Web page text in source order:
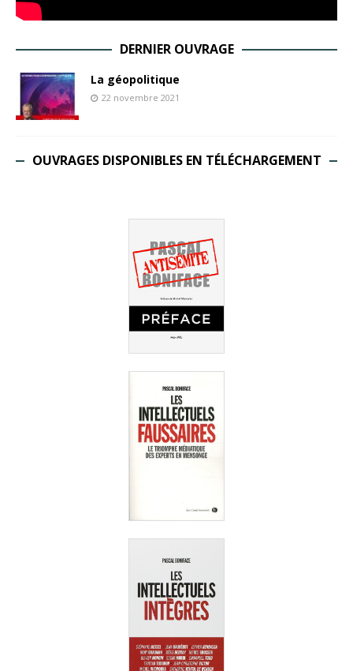
DERNIER OUVRAGE
La géopolitique
22 novembre 2021
OUVRAGES DISPONIBLES EN TÉLÉCHARGEMENT